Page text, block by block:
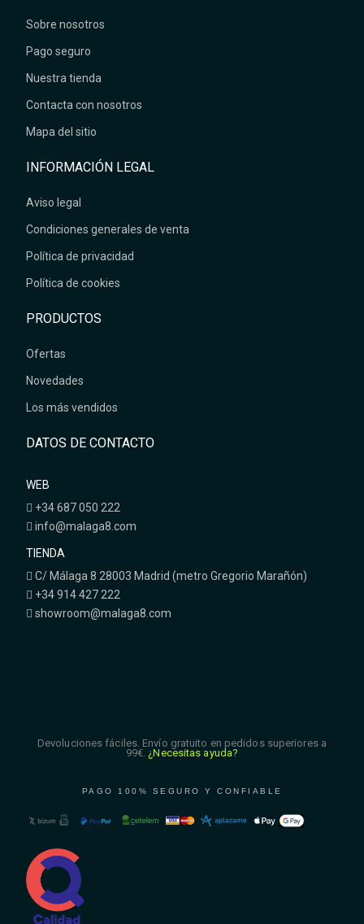
Sobre nosotros
Pago seguro
Nuestra tienda
Contacta con nosotros
Mapa del sitio
INFORMACIÓN LEGAL
Aviso legal
Condiciones generales de venta
Política de privacidad
Política de cookies
PRODUCTOS
Ofertas
Novedades
Los más vendidos
DATOS DE CONTACTO
WEB
+34 687 050 222
info@malaga8.com
TIENDA
C/ Málaga 8 28003 Madrid (metro Gregorio Marañón)
+34 914 427 222
showroom@malaga8.com
Devoluciones fáciles. Envío gratuito en pedidos superiores a
99€. ¿Necesitas ayuda?
PAGO 100% SEGURO Y CONFIABLE